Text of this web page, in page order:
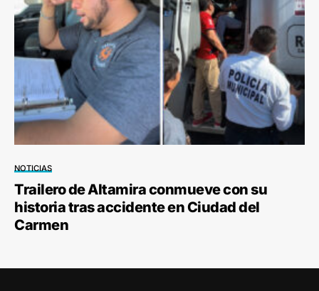
NOTICIAS
Trailero de Altamira conmueve con su
historia tras accidente en Ciudad del
Carmen